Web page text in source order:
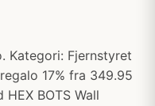
Kategori: Fjernstyret
17% fra 349.95
BOTS Wall